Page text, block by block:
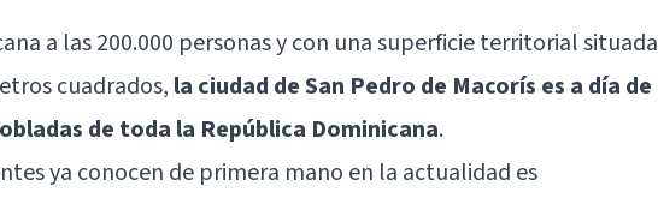
a las 200.000 personas y con una superficie territorial situada
cuadrados, la ciudad de San Pedro de Macorís es a día de
de toda la República Dominicana.
ya conocen de primera mano en la actualidad es